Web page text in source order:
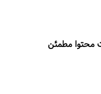
محتوا مطمئن